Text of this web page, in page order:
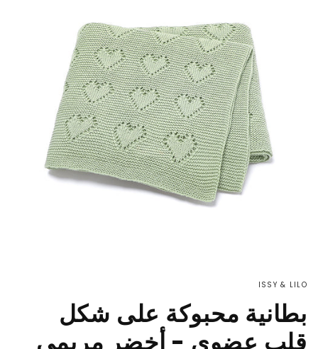
ISSY & LILO
بطانية محبوكة على شكل
قلب عضوي - أخضر مريمي